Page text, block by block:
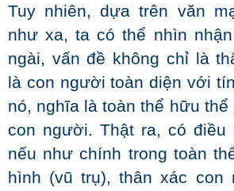
Tuy nhiên, dựa trên văn
như xa, ta có thể nhìn
ngài, vấn đề không chỉ là
là con người toàn diện với
nó, nghĩa là toàn thể hữu
con người. Thật ra, có điều
nếu như chính trong toàn
hình (vũ trụ), thân xác con